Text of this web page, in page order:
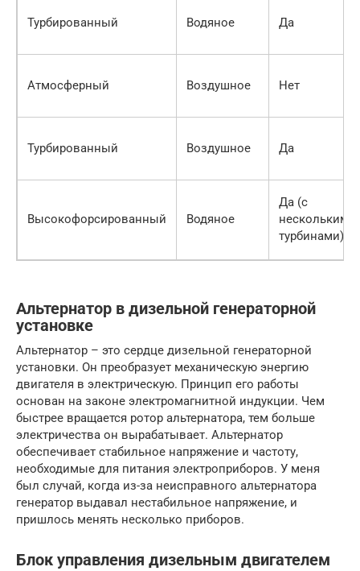
Турбированный Водяное Да
Атмосферный Воздушное Нет
Турбированный Воздушное Да
Высокофорсированный Водяное
Да (с
несколькими
турбинами)
Альтернатор в дизельной генераторной
установке
Альтернатор – это сердце дизельной генераторной
установки. Он преобразует механическую энергию
двигателя в электрическую. Принцип его работы
основан на законе электромагнитной индукции. Чем
быстрее вращается ротор альтернатора, тем больше
электричества он вырабатывает. Альтернатор
обеспечивает стабильное напряжение и частоту,
необходимые для питания электроприборов. У меня
был случай, когда из-за неисправного альтернатора
генератор выдавал нестабильное напряжение, и
пришлось менять несколько приборов.
Блок управления дизельным двигателем